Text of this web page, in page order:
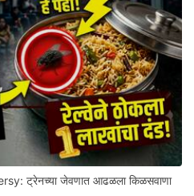
ट्रेनच्या जेवणात आढळला किळसवाणा